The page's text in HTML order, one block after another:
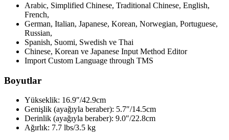
Arabic, Simplified Chinese, Traditional Chinese, English,
French,
German, Italian, Japanese, Korean, Norwegian, Portuguese,
Russian,
Spanish, Suomi, Swedish ve Thai
Chinese, Korean ve Japanese Input Method Editor
Import Custom Language through TMS
Boyutlar
Yükseklik: 16.9″/42.9cm
Genişlik (ayağıyla beraber): 5.7″/14.5cm
Derinlik (ayağıyla beraber): 9.0″/22.8cm
Ağırlık: 7.7 lbs/3.5 kg